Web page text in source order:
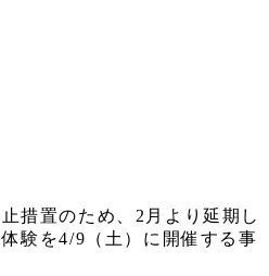
措置のため、2月より延期し
験を4/9（土）に開催する事